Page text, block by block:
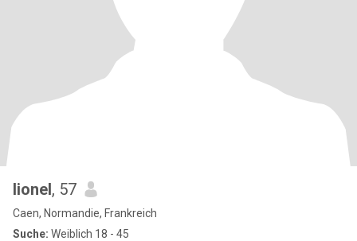
lionel, 57
Caen, Normandie, Frankreich
Suche: Weiblich 18 - 45